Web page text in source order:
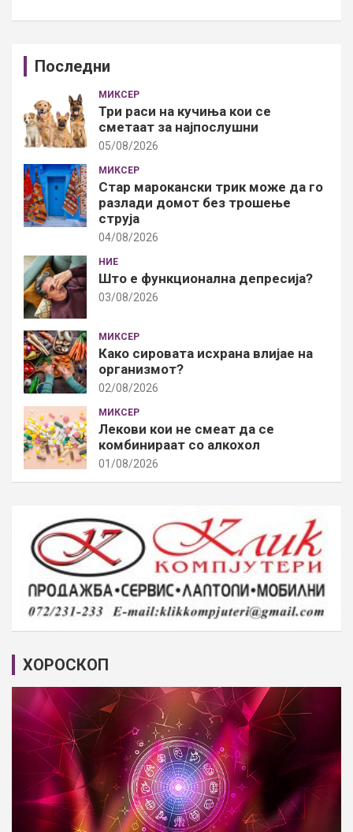
Последни
МИКСЕР
Три раси на кучиња кои се
сметаат за најпослушни
05/08/2026
МИКСЕР
Стар марокански трик може да го
разлади домот без трошење
струја
04/08/2026
НИЕ
Што е функционална депресија?
03/08/2026
МИКСЕР
Како сировата исхрана влијае на
организмот?
02/08/2026
МИКСЕР
Лекови кои не смеат да се
комбинираат со алкохол
01/08/2026
ХОРОСКОП